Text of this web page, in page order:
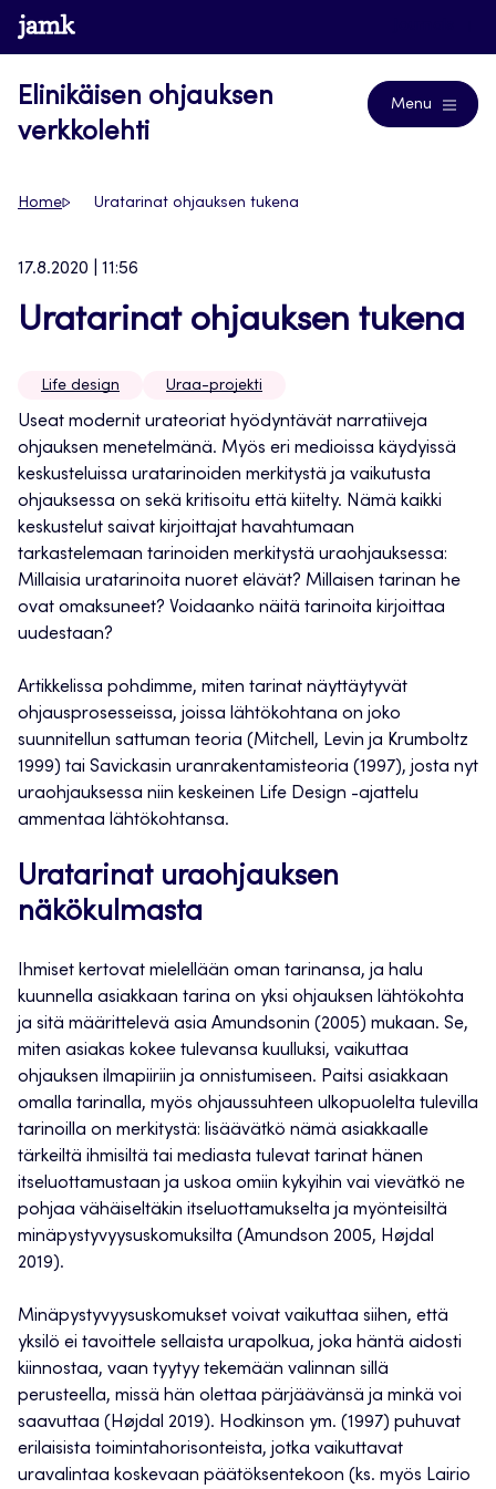
Siirry
suoraan
www.jamk.fi
Elinikäisen ohjauksen
verkkolehti
Menu
Home Uratarinat ohjauksen tukena
17.8.2020 | 11:56
Uratarinat ohjauksen tukena
Life design Uraa-projekti
Useat modernit urateoriat hyödyntävät narratiiveja
ohjauksen menetelmänä. Myös eri medioissa käydyissä
keskusteluissa uratarinoiden merkitystä ja vaikutusta
ohjauksessa on sekä kritisoitu että kiitelty. Nämä kaikki
keskustelut saivat kirjoittajat havahtumaan
tarkastelemaan tarinoiden merkitystä uraohjauksessa:
Millaisia uratarinoita nuoret elävät? Millaisen tarinan he
ovat omaksuneet? Voidaanko näitä tarinoita kirjoittaa
uudestaan?
Artikkelissa pohdimme, miten tarinat näyttäytyvät
ohjausprosesseissa, joissa lähtökohtana on joko
suunnitellun sattuman teoria (Mitchell, Levin ja Krumboltz
1999) tai Savickasin uranrakentamisteoria (1997), josta nyt
uraohjauksessa niin keskeinen Life Design -ajattelu
ammentaa lähtökohtansa.
Uratarinat uraohjauksen
näkökulmasta
Ihmiset kertovat mielellään oman tarinansa, ja halu
kuunnella asiakkaan tarina on yksi ohjauksen lähtökohta
ja sitä määrittelevä asia Amundsonin (2005) mukaan. Se,
miten asiakas kokee tulevansa kuulluksi, vaikuttaa
ohjauksen ilmapiiriin ja onnistumiseen. Paitsi asiakkaan
omalla tarinalla, myös ohjaussuhteen ulkopuolelta tulevilla
tarinoilla on merkitystä: lisäävätkö nämä asiakkaalle
tärkeiltä ihmisiltä tai mediasta tulevat tarinat hänen
itseluottamustaan ja uskoa omiin kykyihin vai vievätkö ne
pohjaa vähäiseltäkin itseluottamukselta ja myönteisiltä
minäpystyvyysuskomuksilta (Amundson 2005, Højdal
2019).
Minäpystyvyysuskomukset voivat vaikuttaa siihen, että
yksilö ei tavoittele sellaista urapolkua, joka häntä aidosti
kiinnostaa, vaan tyytyy tekemään valinnan sillä
perusteella, missä hän olettaa pärjäävänsä ja minkä voi
saavuttaa (Højdal 2019). Hodkinson ym. (1997) puhuvat
erilaisista toimintahorisonteista, jotka vaikuttavat
uravalintaa koskevaan päätöksentekoon (ks. myös Lairio